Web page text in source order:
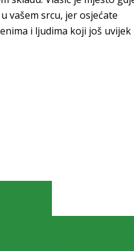
vašem srcu, jer osjećate
i ljudima koji još uvijek